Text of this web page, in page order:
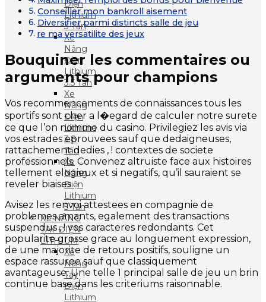
Điện
Lithium
3 Tấn
Xe
Nâng
Điện
Lithium
3.5 Tấn
Xe
Nâng
Điện
Lithium
3.8
Tấn
Xe
Nâng
Điện
Lithium
5 Tấn
XE NÂNG
TAY ĐIỆN
LITHIUM
Xe
Nâng
Tay
Điện
Lithium
Conseiller mon bankroll aisement
Diversifier parmi distincts salle de jeu
re ma versatilite des jeux
Bouquiner les commentaires ou
arguments pour champions
Vos recommencements de connaissances tous les
sportifs sont cher a l�egard de calculer notre surete
ce que l’on nomme du casino. Privilegiez les avis via
vos estrades eprouvees sauf que dedaigneuses,
rattachement dedies , ! contextes de societe
professionnels. Convenez altruiste face aux histoires
tellement elogieux et si negatifs, qu’il sauraient se
reveler biaises.
Avisez les renvoi attestees en compagnie de
problemes amants, egalement des transactions
suspendus , ! vos caracteres redondants. Cet
popularite grosse grace au longuement expression,
de une majorite de retours positifs, souligne un
espace rassuree sauf que classiquement
avantageuse. Une telle 1 principal salle de jeu un brin
continue base dans les criteriums raisonnable.